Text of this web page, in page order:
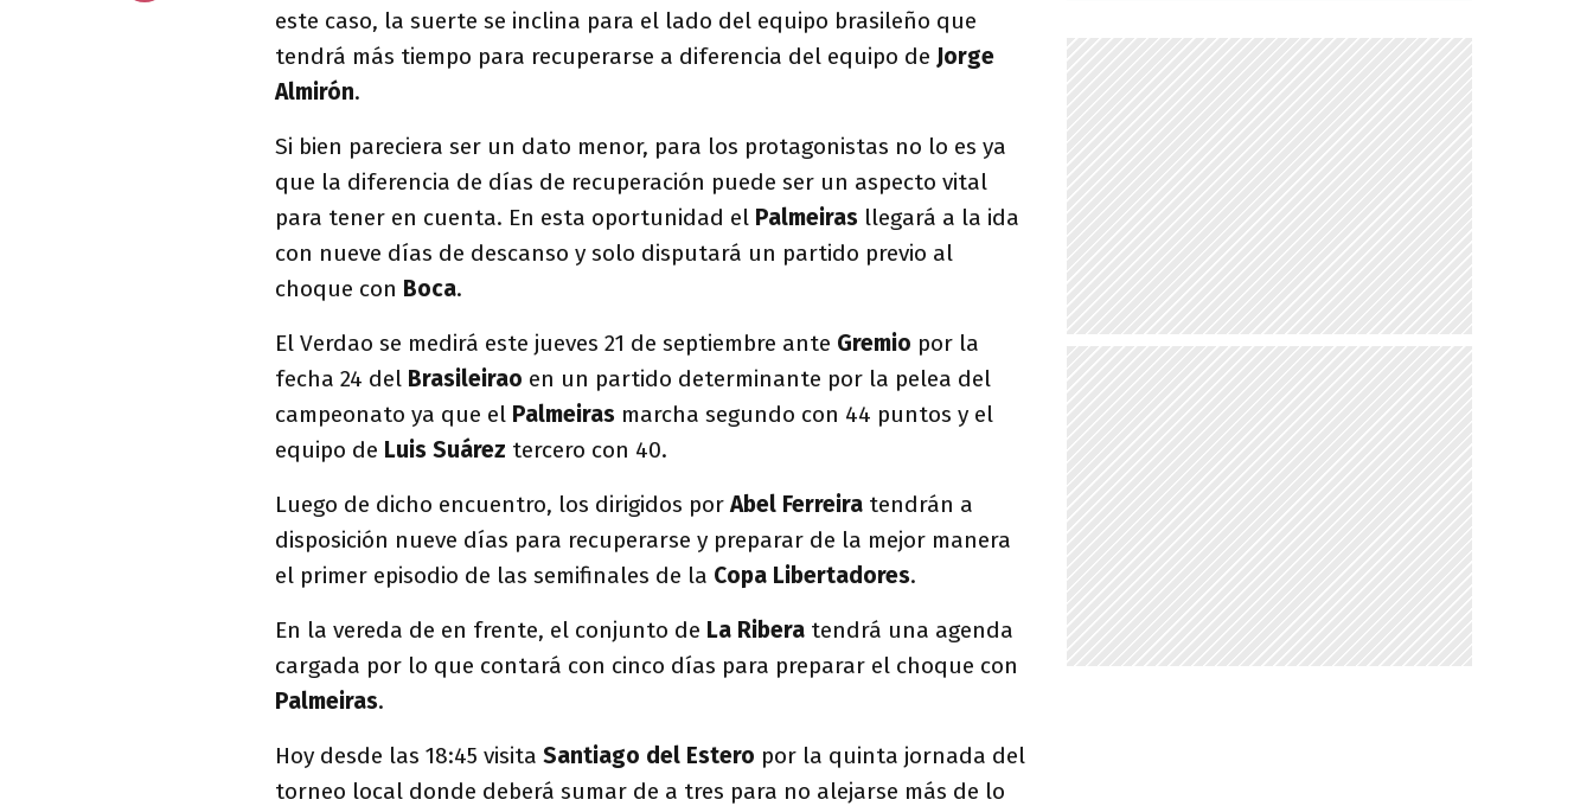
este caso, la suerte se inclina para el lado del equipo brasileño que
tendrá más tiempo para recuperarse a diferencia del equipo de Jorge
Almirón.
Si bien pareciera ser un dato menor, para los protagonistas no lo es ya
que la diferencia de días de recuperación puede ser un aspecto vital
para tener en cuenta. En esta oportunidad el Palmeiras llegará a la ida
con nueve días de descanso y solo disputará un partido previo al
choque con Boca.
El Verdao se medirá este jueves 21 de septiembre ante Gremio por la
fecha 24 del Brasileirao en un partido determinante por la pelea del
campeonato ya que el Palmeiras marcha segundo con 44 puntos y el
equipo de Luis Suárez tercero con 40.
Luego de dicho encuentro, los dirigidos porAbel Ferreira tendrán a
disposición nueve días para recuperarse y preparar de la mejor manera
el primer episodio de las semifinales de la Copa Libertadores.
En la vereda de en frente, el conjunto de La Ribera tendrá una agenda
cargada por lo que contará con cinco días para preparar el choque con
Palmeiras.
Hoy desde las 18:45 visita Santiago del Estero por la quinta jornada del
torneo local donde deberá sumar de a tres para no alejarse más de lo